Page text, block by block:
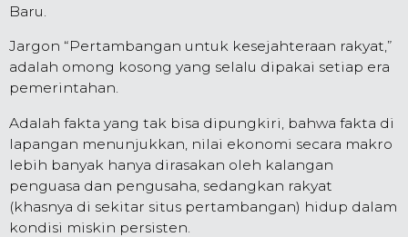
Baru.
Jargon “Pertambangan untuk kesejahteraan rakyat,”
adalah omong kosong yang selalu dipakai setiap era
pemerintahan.
Adalah fakta yang tak bisa dipungkiri, bahwa fakta di
lapangan menunjukkan, nilai ekonomi secara makro
lebih banyak hanya dirasakan oleh kalangan
penguasa dan pengusaha, sedangkan rakyat
(khasnya di sekitar situs pertambangan) hidup dalam
kondisi miskin persisten.